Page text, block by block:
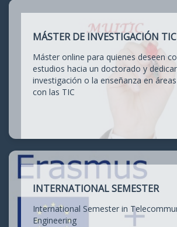
MÁSTER DE INVESTIGACIÓN TIC
Máster online para quienes deseen
estudios hacia un doctorado y
investigación o la enseñanza en
con las TIC
INTERNATIONAL SEMESTER
International Semester in
Engineering